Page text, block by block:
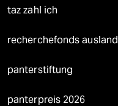
taz zahl ich
recherchefonds ausland
panterstiftung
panterpreis 2026